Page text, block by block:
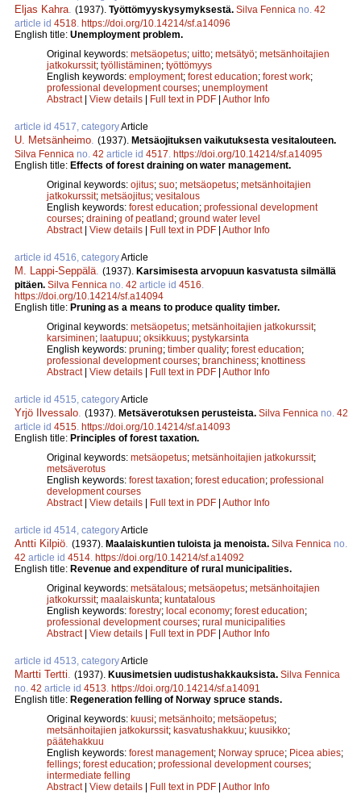
Eljas Kahra (1937). Työttömyyskysymyksestä. Silva Fennica no. 42
article id 4518 https://doi.org/10.14214/sf.a14096
English title: Unemployment problem.
Original keywords: metsäopetus; uitto; metsätyö; metsänhoitajien
jatkokurssit; työllistäminen; työttömyys
English keywords: employment; forest education; forest work;
professional development courses; unemployment
Abstract| View details | Full text in PDF | Author Info
article id 4517, categoryArticle
U. Metsänheimo (1937). Metsäojituksen vaikutuksesta vesitalouteen.
Silva Fennica no. 42 article id 4517 https://doi.org/10.14214/sf.a14095
English title: Effects of forest draining on water management.
Original keywords: ojitus; suo; metsäopetus; metsänhoitajien
jatkokurssit; metsäojitus; vesitalous
English keywords: forest education; professional development
courses; draining of peatland; ground water level
Abstract| View details | Full text in PDF | Author Info
article id 4516, categoryArticle
M. Lappi-Seppälä (1937). Karsimisesta arvopuun kasvatusta silmällä
pitäen. Silva Fennica no. 42 article id 4516
https://doi.org/10.14214/sf.a14094
English title: Pruning as a means to produce quality timber.
Original keywords: metsäopetus; metsänhoitajien jatkokurssit;
karsiminen; laatupuu; oksikkuus; pystykarsinta
English keywords: pruning; timber quality; forest education;
professional development courses; branchiness; knottiness
Abstract| View details | Full text in PDF | Author Info
article id 4515, categoryArticle
Yrjö Ilvessalo (1937). Metsäverotuksen perusteista. Silva Fennica no. 42
article id 4515 https://doi.org/10.14214/sf.a14093
English title: Principles of forest taxation.
Original keywords: metsäopetus; metsänhoitajien jatkokurssit;
metsäverotus
English keywords: forest taxation; forest education; professional
development courses
Abstract| View details | Full text in PDF | Author Info
article id 4514, categoryArticle
Antti Kilpiö (1937). Maalaiskuntien tuloista ja menoista. Silva Fennica no.
42 article id 4514 https://doi.org/10.14214/sf.a14092
English title: Revenue and expenditure of rural municipalities.
Original keywords: metsätalous; metsäopetus; metsänhoitajien
jatkokurssit; maalaiskunta; kuntatalous
English keywords: forestry; local economy; forest education;
professional development courses; rural municipalities
Abstract| View details | Full text in PDF | Author Info
article id 4513, categoryArticle
Martti Tertti (1937). Kuusimetsien uudistushakkauksista. Silva Fennica
no. 42 article id 4513 https://doi.org/10.14214/sf.a14091
English title: Regeneration felling of Norway spruce stands.
Original keywords: kuusi; metsänhoito; metsäopetus;
metsänhoitajien jatkokurssit; kasvatushakkuu; kuusikko;
päätehakkuu
English keywords: forest management; Norway spruce; Picea abies;
fellings; forest education; professional development courses;
intermediate felling
Abstract| View details | Full text in PDF | Author Info